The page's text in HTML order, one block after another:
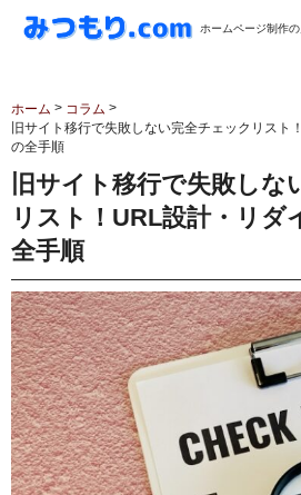
ホームページ制作
ホーム > コラム >
旧サイト移行で失敗しない完全チェックリスト
の全手順
旧サイト移行で失敗しな
リスト！URL設計・リダ
全手順